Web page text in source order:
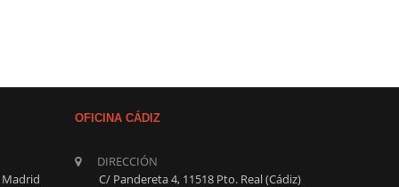
Madrid
OFICINA CÁDIZ
DIRECCIÓN
C/ Pandereta 4, 11518 Pto. Real (Cádiz)